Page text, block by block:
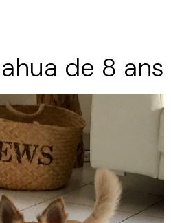
de 8 ans